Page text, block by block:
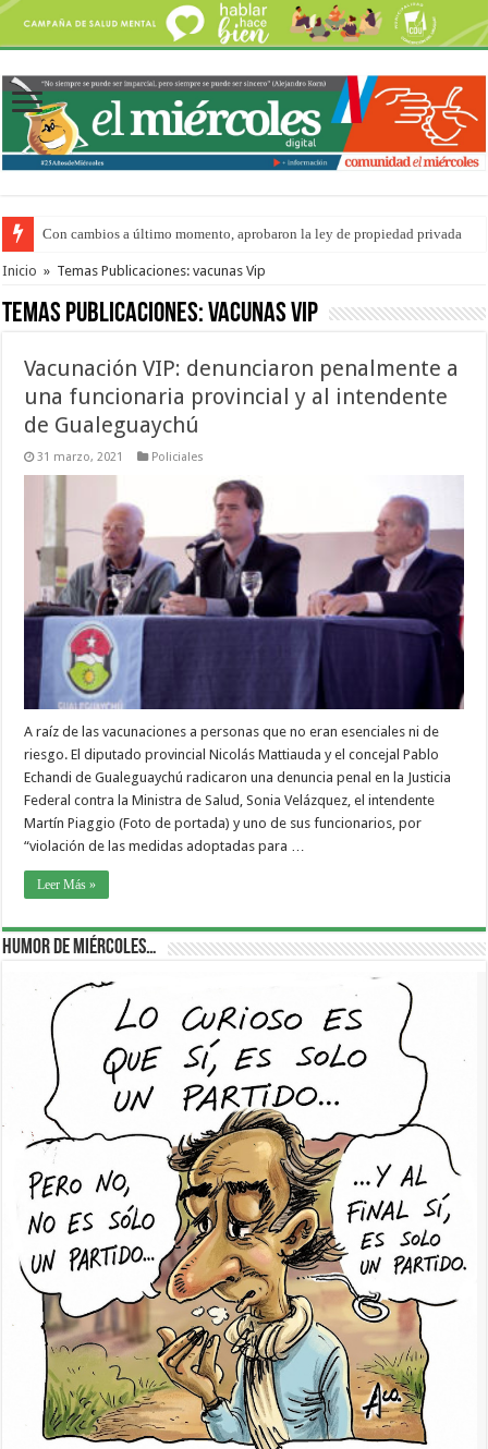
Con cambios a último momento, aprobaron la ley de propiedad privada
Del viernes 7 al domingo 9 de agosto: la agenda ¿A dónde ir? para este
Inicio » Temas Publicaciones: vacunas Vip
Temas Publicaciones:vacunas Vip
Vacunación VIP: denunciaron penalmente a
una funcionaria provincial y al intendente
de Gualeguaychú
31 marzo, 2021 Policiales
A raíz de las vacunaciones a personas que no eran esenciales ni de
riesgo. El diputado provincial Nicolás Mattiauda y el concejal Pablo
Echandi de Gualeguaychú radicaron una denuncia penal en la Justicia
Federal contra la Ministra de Salud, Sonia Velázquez, el intendente
Martín Piaggio (Foto de portada) y uno de sus funcionarios, por
“violación de las medidas adoptadas para …
Leer Más »
Humor de Miércoles…